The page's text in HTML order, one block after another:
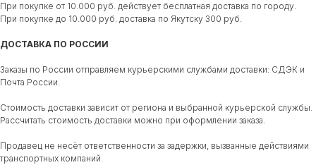
При покупке от 10.000 руб. действует бесплатная доставка по городу.
При покупке до 10.000 руб. доставка по Якутску 300 руб.
ДОСТАВКА ПО РОССИИ
Заказы по России отправляем курьерскими службами доставки: СДЭК и
Почта России.
Стоимость доставки зависит от региона и выбранной курьерской службы.
Рассчитать стоимость доставки можно при оформлении заказа.
Продавец не несёт ответственности за задержки, вызванные действиями
транспортных компаний.